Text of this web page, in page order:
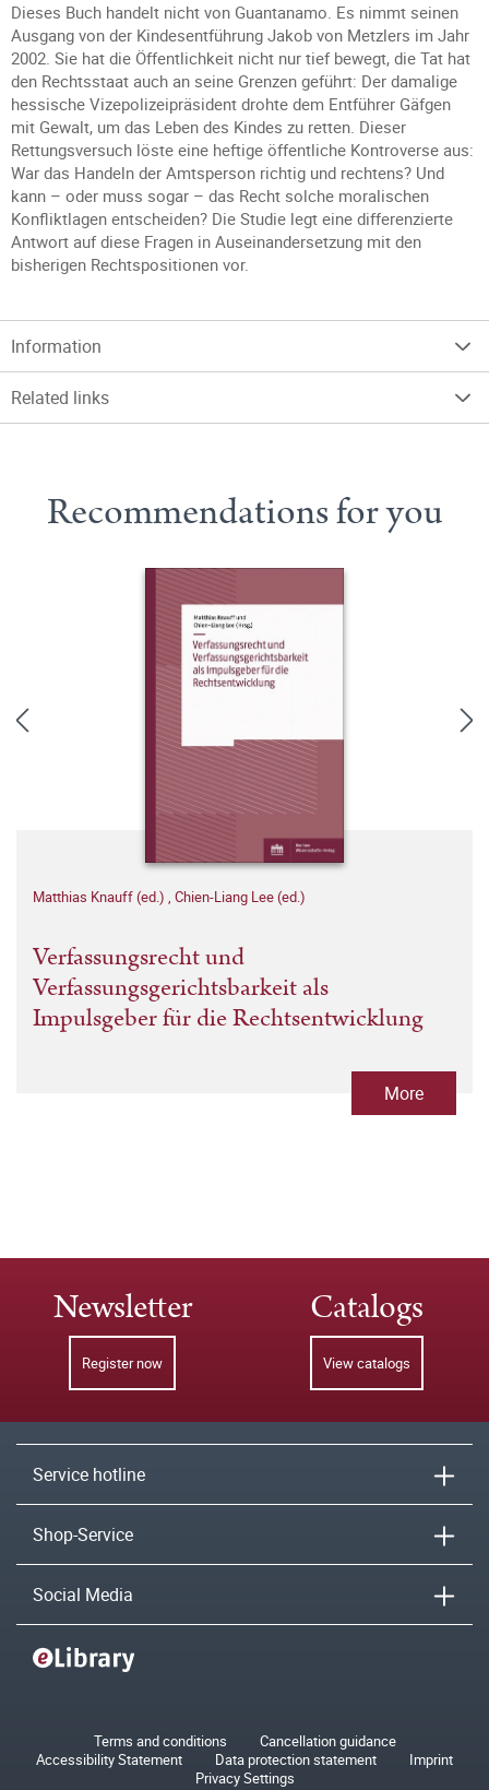
Dieses Buch handelt nicht von Guantanamo. Es nimmt seinen
Ausgang von der Kindesentführung Jakob von Metzlers im Jahr
2002. Sie hat die Öffentlichkeit nicht nur tief bewegt, die Tat hat
den Rechtsstaat auch an seine Grenzen geführt: Der damalige
hessische Vizepolizeipräsident drohte dem Entführer Gäfgen
mit Gewalt, um das Leben des Kindes zu retten. Dieser
Rettungsversuch löste eine heftige öffentliche Kontroverse aus:
War das Handeln der Amtsperson richtig und rechtens? Und
kann – oder muss sogar – das Recht solche moralischen
Konfliktlagen entscheiden? Die Studie legt eine differenzierte
Antwort auf diese Fragen in Auseinandersetzung mit den
bisherigen Rechtspositionen vor.
Information
Related links
Recommendations for you
Matthias Knauff (ed.) , Chien-Liang Lee (ed.)
Verfassungsrecht und
Verfassungsgerichtsbarkeit als
Impulsgeber für die Rechtsentwicklung
More
Newsletter
Register now
Catalogs
View catalogs
Service hotline
Shop-Service
Social Media
Terms and conditions
Cancellation guidance
Accessibility Statement
Data protection statement
Imprint
Privacy Settings